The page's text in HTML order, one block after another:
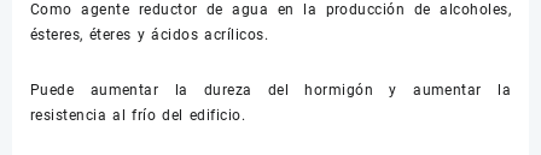
Como agente reductor de agua en la producción de alcoholes,
ésteres, éteres y ácidos acrílicos.
Puede aumentar la dureza del hormigón y aumentar la
resistencia al frío del edificio.